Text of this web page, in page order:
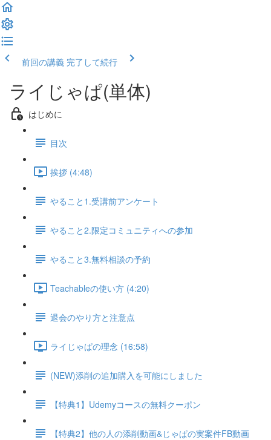
前回の講義 完了して続行
ライじゃぱ(単体)
はじめに
目次
挨拶 (4:48)
やること1.受講前アンケート
やること2.限定コミュニティへの参加
やること3.無料相談の予約
Teachableの使い方 (4:20)
退会のやり方と注意点
ライじゃぱの理念 (16:58)
(NEW)添削の追加購入を可能にしました
【特典1】Udemyコースの無料クーポン
【特典2】他の人の添削動画&じゃぱの実案件FB動画